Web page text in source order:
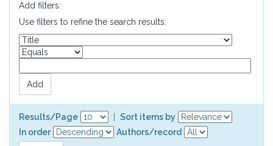
Add filters:
Use filters to refine the search results.
Results/Page
Sort items by
In order
Authors/record